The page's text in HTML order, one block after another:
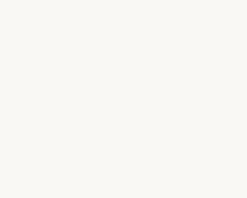
評判をご紹介します。ポ
歩で7分
育園に分類される東中